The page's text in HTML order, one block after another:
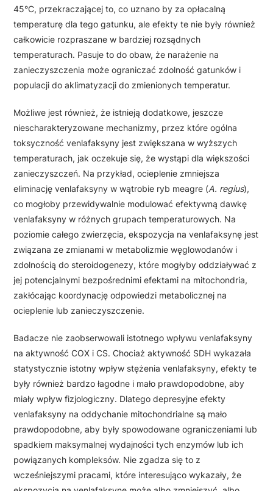
45°C, przekraczającej to, co uznano by za opłacalną
temperaturę dla tego gatunku, ale efekty te nie były również
całkowicie rozpraszane w bardziej rozsądnych
temperaturach. Pasuje to do obaw, że narażenie na
zanieczyszczenia może ograniczać zdolność gatunków i
populacji do aklimatyzacji do zmienionych temperatur.
Możliwe jest również, że istnieją dodatkowe, jeszcze
niescharakteryzowane mechanizmy, przez które ogólna
toksyczność venlafaksyny jest zwiększana w wyższych
temperaturach, jak oczekuje się, że wystąpi dla większości
zanieczyszczeń. Na przykład, ocieplenie zmniejsza
eliminację venlafaksyny w wątrobie ryb meagre (A. regius),
co mogłoby przewidywalnie modulować efektywną dawkę
venlafaksyny w różnych grupach temperaturowych. Na
poziomie całego zwierzęcia, ekspozycja na venlafaksynę jest
związana ze zmianami w metabolizmie węglowodanów i
zdolnością do steroidogenezy, które mogłyby oddziaływać z
jej potencjalnymi bezpośrednimi efektami na mitochondria,
zakłócając koordynację odpowiedzi metabolicznej na
ocieplenie lub zanieczyszczenie.
Badacze nie zaobserwowali istotnego wpływu venlafaksyny
na aktywność COX i CS. Chociaż aktywność SDH wykazała
statystycznie istotny wpływ stężenia venlafaksyny, efekty te
były również bardzo łagodne i mało prawdopodobne, aby
miały wpływ fizjologiczny. Dlatego depresyjne efekty
venlafaksyny na oddychanie mitochondrialne są mało
prawdopodobne, aby były spowodowane ograniczeniami lub
spadkiem maksymalnej wydajności tych enzymów lub ich
powiązanych kompleksów. Nie zgadza się to z
wcześniejszymi pracami, które interesująco wykazały, że